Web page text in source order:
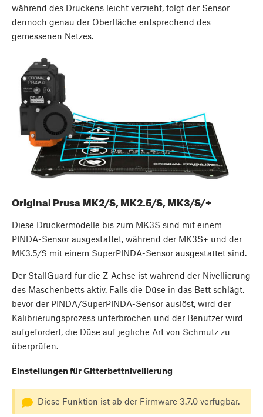
während des Druckens leicht verzieht, folgt der Sensor
dennoch genau der Oberfläche entsprechend des
gemessenen Netzes.
Original Prusa MK2/S, MK2.5/S, MK3/S/+
Diese Druckermodelle bis zum MK3S sind mit einem
PINDA-Sensor ausgestattet, während der MK3S+ und der
MK3.5/S mit einem SuperPINDA-Sensor ausgestattet sind.
Der StallGuard für die Z-Achse ist während der Nivellierung
des Maschenbetts aktiv. Falls die Düse in das Bett schlägt,
bevor der PINDA/SuperPINDA-Sensor auslöst, wird der
Kalibrierungsprozess unterbrochen und der Benutzer wird
aufgefordert, die Düse auf jegliche Art von Schmutz zu
überprüfen.
Einstellungen für Gitterbettnivellierung
Diese Funktion ist ab der Firmware 3.7.0 verfügbar.